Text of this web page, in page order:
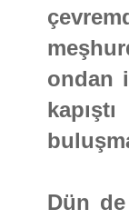
ondan
Dün